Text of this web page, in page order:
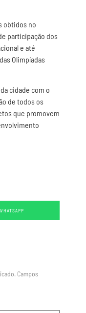
obtidos no
participação dos
e até
Olimpíadas
cidade com o
de todos os
que promovem
Campos